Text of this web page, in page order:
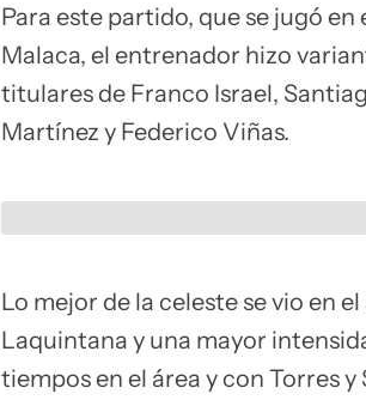
Para este partido, que se jugó
Malaca, el entrenador hizo
titulares de Franco Israel,
Martínez y Federico Viñas.
Lo mejor de la celeste se vio en
Laquintana y una mayor
tiempos en el área y con Torres